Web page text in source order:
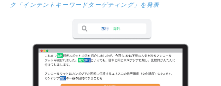
ク「インテントキーワードターゲティング」を発表